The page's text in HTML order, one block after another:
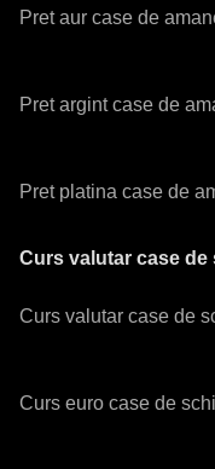
Pret aur case de
Pret argint case de
Pret platina case de
Curs valutar case
Curs valutar case de
Curs euro case de